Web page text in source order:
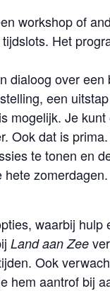
workshop of
Het
dialoog over een
een
mogelijk. Je
Ook dat is
te tonen en
zomerdagen.
waarbij hulp
Land aan Zee
Ook
hem aantrof bij